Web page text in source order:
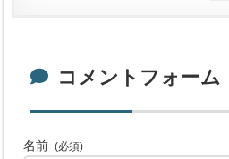
コメントフォーム
名前 (必須)